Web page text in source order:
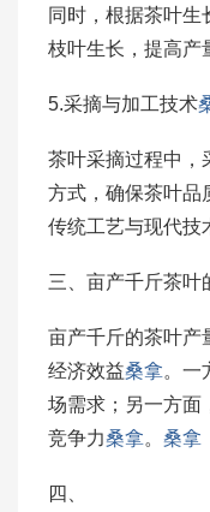
同时，根据茶叶生
枝叶生长，提高产
5.采摘与加工技术
茶叶采摘过程中，
方式，确保茶叶品
传统工艺与现代技
三、亩产千斤茶叶
亩产千斤的茶叶产
经济效益桑拿。一
场需求；另一方面
竞争力桑拿。 桑拿
四、